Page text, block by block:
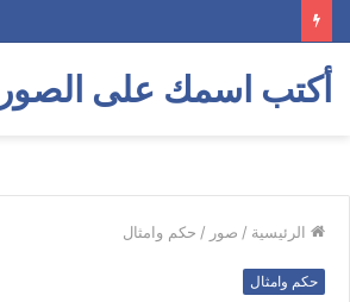
أكتب اسمك على الصور
الرئيسية / صور / حكم وامثال
حكم وامثال